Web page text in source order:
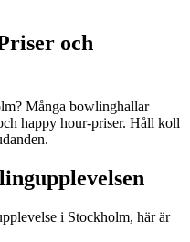
och
Många bowlinghallar
happy hour-priser. Håll koll
i Stockholm, här är